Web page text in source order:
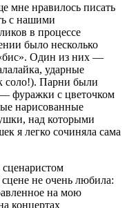
мне нравилось писать
с нашими
в процессе
было несколько
Один из них —
ударные
соло!). Парни были
фуражки с цветочком
нарисованные
над которыми
я легко сочиняла сама
сценаристом
не очень любила:
на мою
концертах